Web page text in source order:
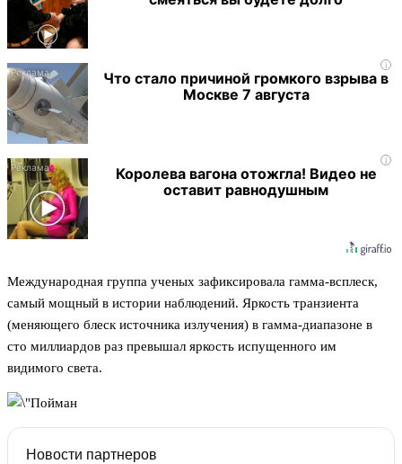
i
Что стало причиной громкого взрыва в
Москве 7 августа
i
Королева вагона отожгла! Видео не
оставит равнодушным
Международная группа ученых зафиксировала гамма-всплеск,
самый мощный в истории наблюдений. Яркость транзиента
(меняющего блеск источника излучения) в гамма-диапазоне в
сто миллиардов раз превышал яркость испущенного им
видимого света.
Новости партнеров